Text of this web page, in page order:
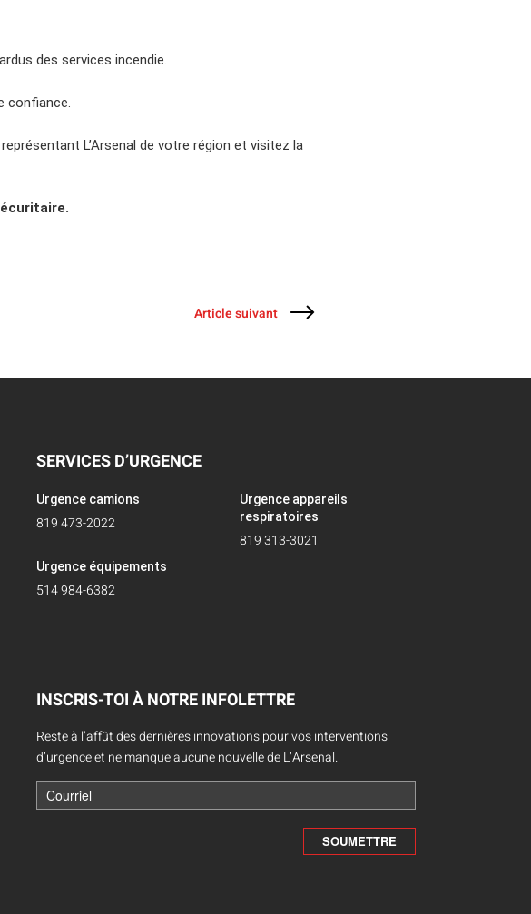
des services incendie.
confiance.
L’Arsenal de votre région et visitez la
Article suivant
SERVICES D’URGENCE
Urgence camions
819 473-2022
Urgence équipements
514 984-6382
Urgence appareils
respiratoires
819 313-3021
INSCRIS-TOI À NOTRE INFOLETTRE
Reste à l’affût des dernières innovations pour vos interventions
d’urgence et ne manque aucune nouvelle de L’Arsenal.